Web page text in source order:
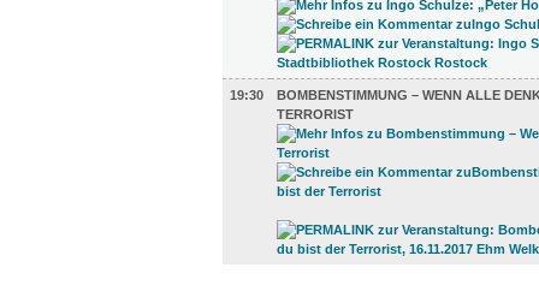
19:30
BOMBENSTIMMUNG – WENN ALLE
TERRORIST